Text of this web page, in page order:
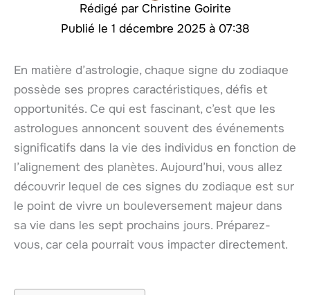
Christine Goirite
1 décembre 2025 à 07:38
En matière d’astrologie, chaque signe du zodiaque
possède ses propres caractéristiques, défis et
opportunités. Ce qui est fascinant, c’est que les
astrologues annoncent souvent des événements
significatifs dans la vie des individus en fonction de
l’alignement des planètes. Aujourd’hui, vous allez
découvrir lequel de ces signes du zodiaque est sur
le point de vivre un bouleversement majeur dans
sa vie dans les sept prochains jours. Préparez-
vous, car cela pourrait vous impacter directement.